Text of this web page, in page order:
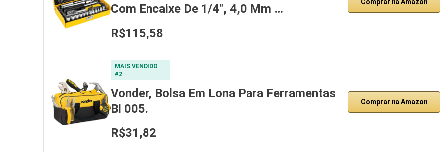
Com Encaixe De 1/4″, 4,0 Mm …
R$115,58
Comprar na Amazon
MAIS VENDIDO
#2
Vonder, Bolsa Em Lona Para Ferramentas
Bl 005.
R$31,82
Comprar na Amazon